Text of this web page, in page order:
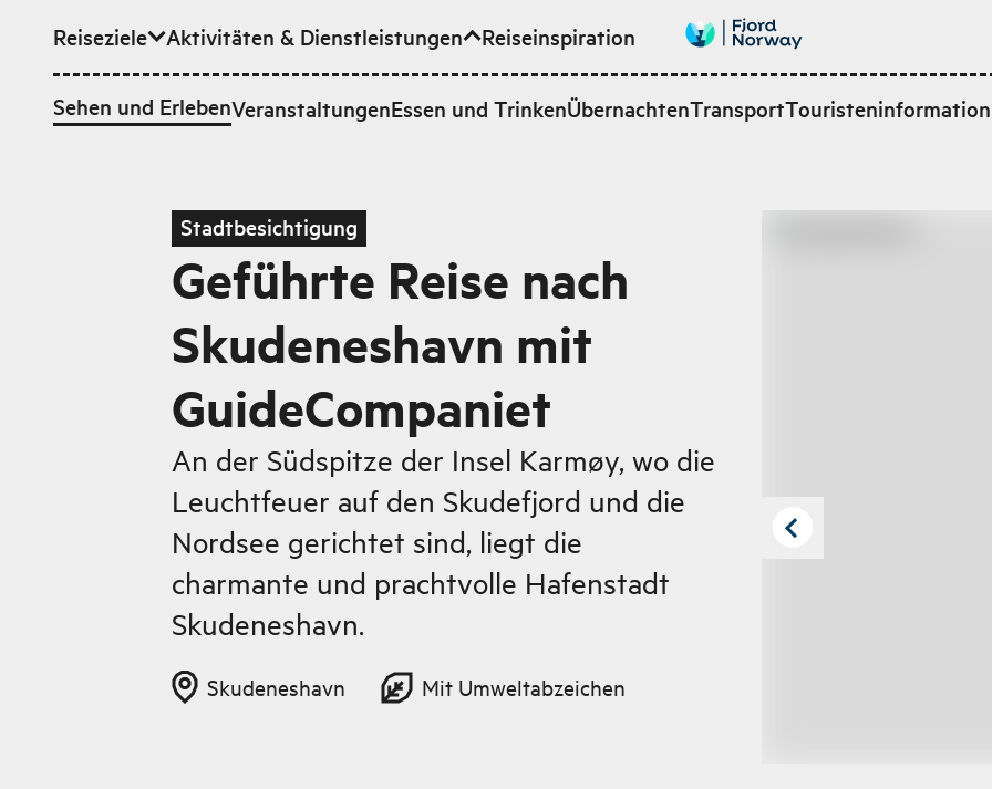
Zum Hauptinhalt
Reiseziele Aktivitäten & Dienstleistungen
Sehen und ErlebenVeranstaltungenEssen und TrinkenÜbernachtenTransportTouristeninformation
Reiseinspiration
Stadtbesichtigung
Geführte Reise nach
Skudeneshavn mit
GuideCompaniet
An der Südspitze der Insel Karmøy, wo die
Leuchtfeuer auf den Skudefjord und die
Nordsee gerichtet sind, liegt die
charmante und prachtvolle Hafenstadt
Skudeneshavn.
Skudeneshavn Mit Umweltabzeichen